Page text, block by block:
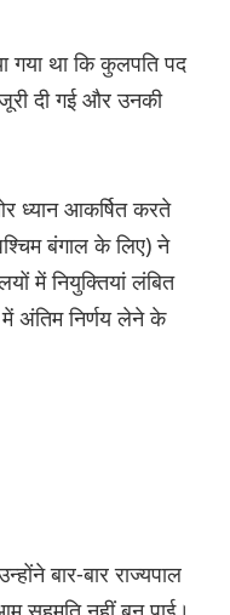
गया था कि कुलपति पद
दी गई और उनकी
ध्यान आकर्षित करते
बंगाल के लिए) ने
में नियुक्तियां लंबित
अंतिम निर्णय लेने के
बार-बार राज्यपाल